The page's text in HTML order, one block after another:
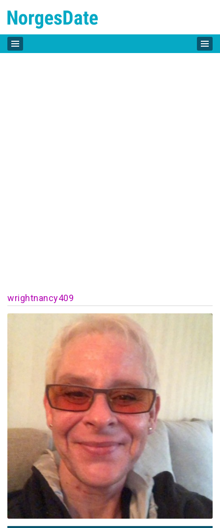
wrightnancy409